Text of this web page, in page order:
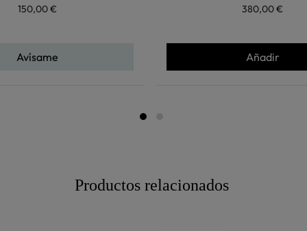
150,00 €
Avísame
380,00 €
Añadir
Productos relacionados